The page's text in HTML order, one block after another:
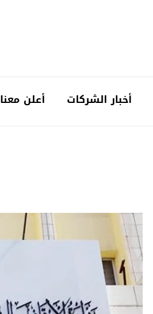
أخبار الشركات أعلن معنا